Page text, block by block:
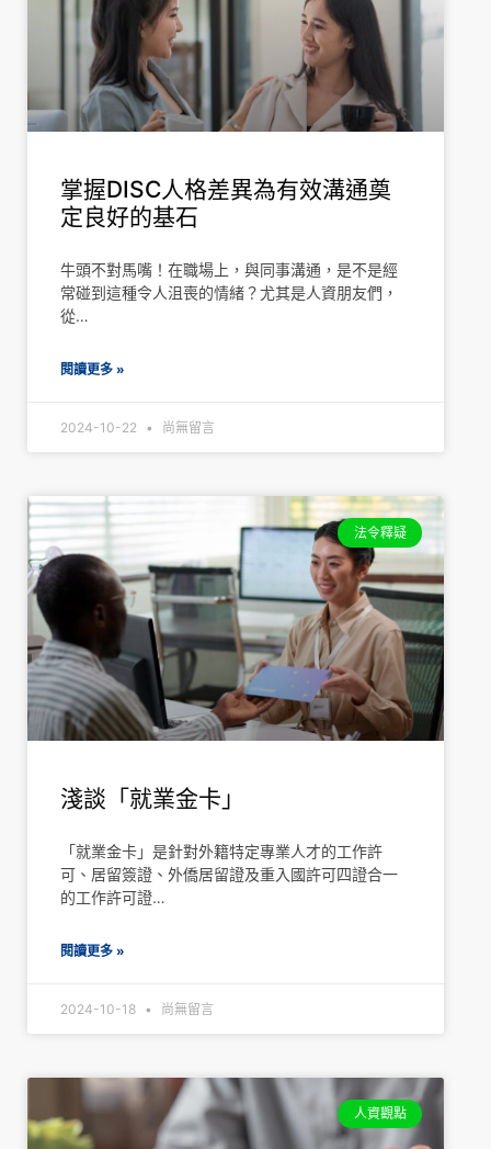
掌握DISC人格差異為有效溝通奠
定良好的基石
牛頭不對馬嘴！在職場上，與同事溝通，是不是經
常碰到這種令人沮喪的情緒？尤其是人資朋友們，
從…
閱讀更多 »
2024-10-22 尚無留言
法令釋疑
淺談「就業金卡」
「就業金卡」是針對外籍特定專業人才的工作許
可、居留簽證、外僑居留證及重入國許可四證合一
的工作許可證…
閱讀更多 »
2024-10-18 尚無留言
人資觀點